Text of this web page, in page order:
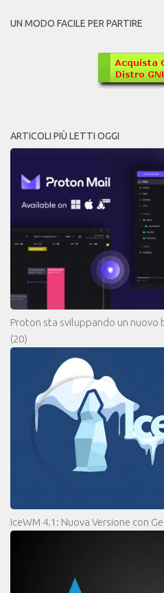
UN MODO FACILE PER PARTIRE
ARTICOLI PIÙ LETTI OGGI
Proton sta sviluppando un nuovo
(20)
IceWM 4.1: Nuova Versione con